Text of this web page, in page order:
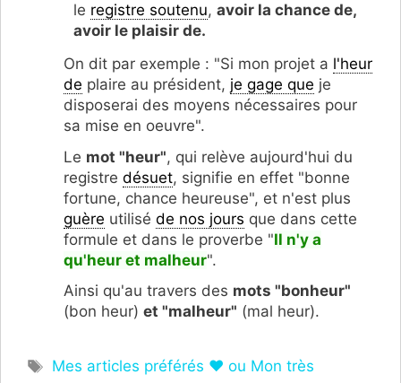
le registre soutenu, avoir la chance de,
avoir le plaisir de.
On dit par exemple : "Si mon projet a l'heur
de plaire au président, je gage que je
disposerai des moyens nécessaires pour
sa mise en oeuvre".
Le mot "heur", qui relève aujourd'hui du
registre désuet, signifie en effet "bonne
fortune, chance heureuse", et n'est plus
guère utilisé de nos jours que dans cette
formule et dans le proverbe "Il n'y a
qu'heur et malheur".
Ainsi qu'au travers des mots "bonheur"
(bon heur) et "malheur" (mal heur).
Étiquettes
Mes articles préférés ❤ ou Mon très